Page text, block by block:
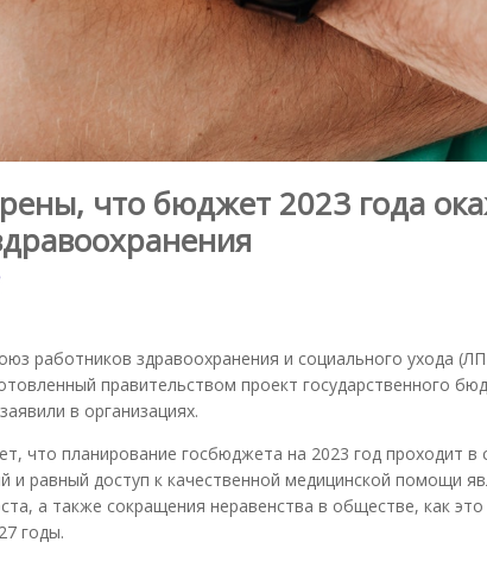
что бюджет 2023 года
работников здравоохранения и социального ухода
правительством проект государственного
в организациях.
что планирование госбюджета на 2023 год проходит
и равный доступ к качественной медицинской помощи
а также сокращения неравенства в обществе, как
годы.